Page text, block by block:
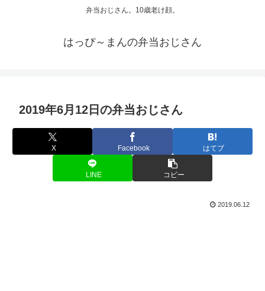
弁当おじさん。10歳老け顔。
はっぴ～まんの弁当おじさん
2019年6月12日の弁当おじさん
X Facebook はてブ
LINE コピー
2019.06.12